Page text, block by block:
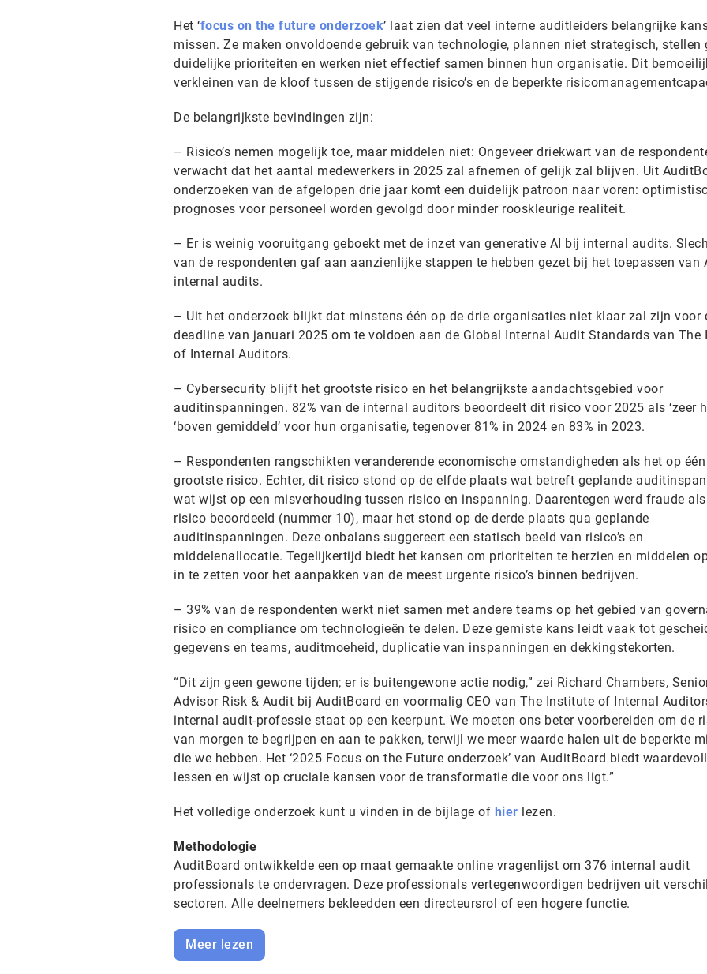
Het ‘focus on the future onderzoek’ laat zien dat veel interne auditleiders belangrijke
missen. Ze maken onvoldoende gebruik van technologie, plannen niet strategisch, stellen
duidelijke prioriteiten en werken niet effectief samen binnen hun organisatie. Dit
verkleinen van de kloof tussen de stijgende risico’s en de beperkte
De belangrijkste bevindingen zijn:
– Risico’s nemen mogelijk toe, maar middelen niet: Ongeveer driekwart van de
verwacht dat het aantal medewerkers in 2025 zal afnemen of gelijk zal blijven. Uit
onderzoeken van de afgelopen drie jaar komt een duidelijk patroon naar voren:
prognoses voor personeel worden gevolgd door minder rooskleurige realiteit.
– Er is weinig vooruitgang geboekt met de inzet van generative AI bij internal audits.
van de respondenten gaf aan aanzienlijke stappen te hebben gezet bij het toepassen van
internal audits.
– Uit het onderzoek blijkt dat minstens één op de drie organisaties niet klaar zal zijn voor
deadline van januari 2025 om te voldoen aan de Global Internal Audit Standards van The
of Internal Auditors.
– Cybersecurity blijft het grootste risico en het belangrijkste aandachtsgebied voor
auditinspanningen. 82% van de internal auditors beoordeelt dit risico voor 2025 als ‘zeer
‘boven gemiddeld’ voor hun organisatie, tegenover 81% in 2024 en 83% in 2023.
– Respondenten rangschikten veranderende economische omstandigheden als het op
grootste risico. Echter, dit risico stond op de elfde plaats wat betreft geplande
wat wijst op een misverhouding tussen risico en inspanning. Daarentegen werd fraude
risico beoordeeld (nummer 10), maar het stond op de derde plaats qua geplande
auditinspanningen. Deze onbalans suggereert een statisch beeld van risico’s en
middelenallocatie. Tegelijkertijd biedt het kansen om prioriteiten te herzien en middelen
in te zetten voor het aanpakken van de meest urgente risico’s binnen bedrijven.
– 39% van de respondenten werkt niet samen met andere teams op het gebied van
risico en compliance om technologieën te delen. Deze gemiste kans leidt vaak tot
gegevens en teams, auditmoeheid, duplicatie van inspanningen en dekkingstekorten.
“Dit zijn geen gewone tijden; er is buitengewone actie nodig,” zei Richard Chambers,
Advisor Risk & Audit bij AuditBoard en voormalig CEO van The Institute of Internal
internal audit-professie staat op een keerpunt. We moeten ons beter voorbereiden om de
van morgen te begrijpen en aan te pakken, terwijl we meer waarde halen uit de beperkte
die we hebben. Het ‘2025 Focus on the Future onderzoek’ van AuditBoard biedt
lessen en wijst op cruciale kansen voor de transformatie die voor ons ligt.”
Het volledige onderzoek kunt u vinden in de bijlage of hier lezen.
Methodologie
AuditBoard ontwikkelde een op maat gemaakte online vragenlijst om 376 internal audit
professionals te ondervragen. Deze professionals vertegenwoordigen bedrijven uit
sectoren. Alle deelnemers bekleedden een directeursrol of een hogere functie.
Meer lezen